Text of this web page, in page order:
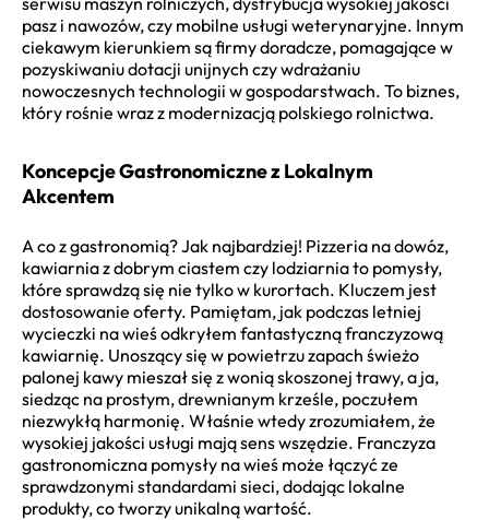
pasz i nawozów, czy mobilne usługi weterynaryjne. Innym
ciekawym kierunkiem są firmy doradcze, pomagające w
pozyskiwaniu dotacji unijnych czy wdrażaniu
nowoczesnych technologii w gospodarstwach. To biznes,
który rośnie wraz z modernizacją polskiego rolnictwa.
Koncepcje Gastronomiczne z Lokalnym
Akcentem
A co z gastronomią? Jak najbardziej! Pizzeria na dowóz,
kawiarnia z dobrym ciastem czy lodziarnia to pomysły,
które sprawdzą się nie tylko w kurortach. Kluczem jest
dostosowanie oferty. Pamiętam, jak podczas letniej
wycieczki na wieś odkryłem fantastyczną franczyzową
kawiarnię. Unoszący się w powietrzu zapach świeżo
palonej kawy mieszał się z wonią skoszonej trawy, a ja,
siedząc na prostym, drewnianym krześle, poczułem
niezwykłą harmonię. Właśnie wtedy zrozumiałem, że
wysokiej jakości usługi mają sens wszędzie. Franczyza
gastronomiczna pomysły na wieś może łączyć ze
sprawdzonymi standardami sieci, dodając lokalne
produkty, co tworzy unikalną wartość.